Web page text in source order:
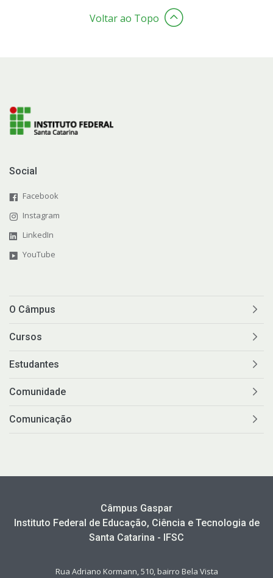
Voltar ao Topo
Social
Facebook
Instagram
LinkedIn
YouTube
O Câmpus
Cursos
Estudantes
Comunidade
Comunicação
Câmpus Gaspar
Instituto Federal de Educação, Ciência e Tecnologia de
Santa Catarina - IFSC
Rua Adriano Kormann, 510, bairro Bela Vista